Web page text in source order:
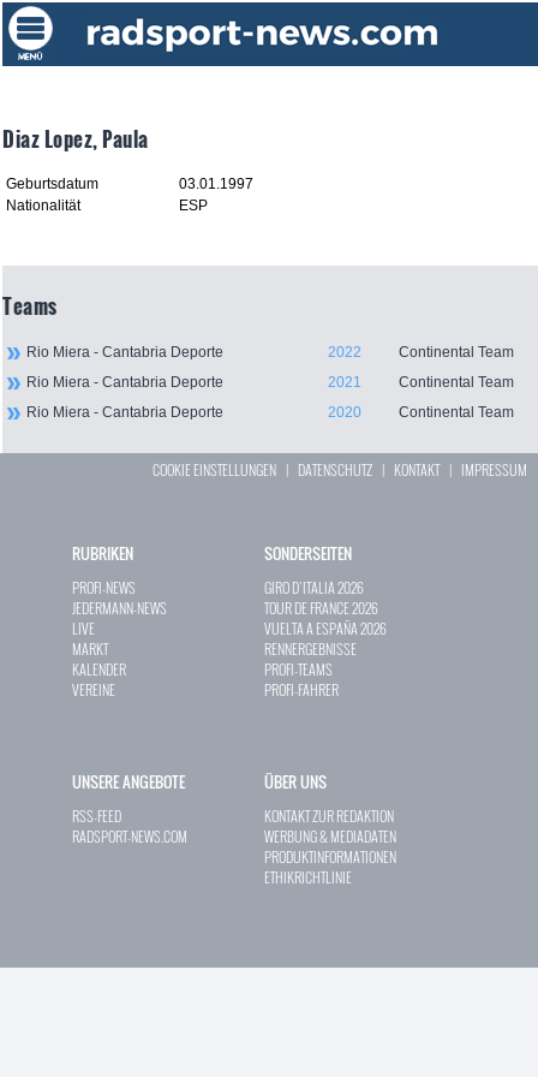
Diaz Lopez, Paula
Geburtsdatum
03.01.1997
Nationalität
ESP
Teams
Rio Miera - Cantabria Deporte 2022
Continental Team
Rio Miera - Cantabria Deporte
2021
Continental Team
Rio Miera - Cantabria Deporte
2020 Continental Team
COOKIE EINSTELLUNGEN | DATENSCHUTZ | KONTAKT| IMPRESSUM
RUBRIKEN
PROFI-NEWS
JEDERMANN-NEWS
LIVE
MARKT
KALENDER
VEREINE
SONDERSEITEN
GIRO D`ITALIA 2026
TOUR DE FRANCE 2026
VUELTA A ESPAÑA 2026
RENNERGEBNISSE
PROFI-TEAMS
PROFI-FAHRER
UNSERE ANGEBOTE
RSS-FEED
RADSPORT-NEWS.COM
ÜBER UNS
KONTAKT ZUR REDAKTION
WERBUNG & MEDIADATEN
PRODUKTINFORMATIONEN
ETHIKRICHTLINIE